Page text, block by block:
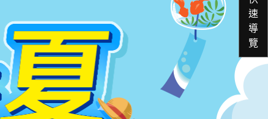
速
導
覽